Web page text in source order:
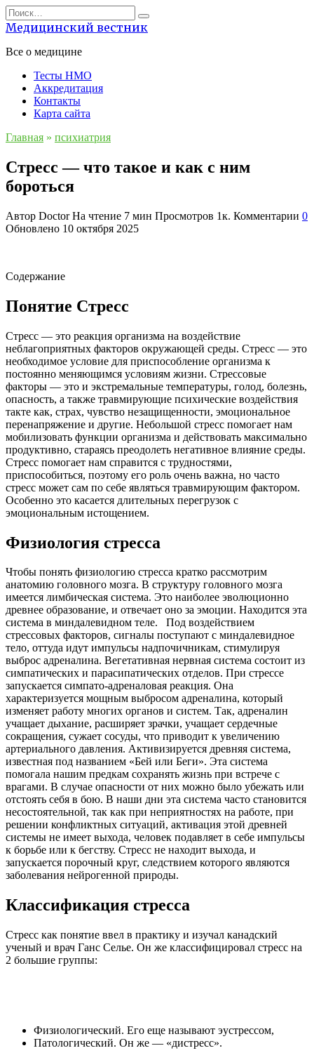
Перейти
к
содержанию
Search
for:
Медицинский вестник
Все о медицине
Тесты НМО
Аккредитация
Контакты
Карта сайта
Главная » психиатрия
Стресс — что такое и как с ним
бороться
Автор Doctor На чтение 7 мин Просмотров 1к. Комментарии 0
Обновлено 10 октября 2025
Содержание
Понятие Стресс
Стресс — это реакция организма на воздействие
неблагоприятных факторов окружающей среды. Стресс — это
необходимое условие для приспособление организма к
постоянно меняющимся условиям жизни. Стрессовые
факторы — это и экстремальные температуры, голод, болезнь,
опасность, а также травмирующие психические воздействия
такте как, страх, чувство незащищенности, эмоциональное
перенапряжение и другие. Небольшой стресс помогает нам
мобилизовать функции организма и действовать максимально
продуктивно, стараясь преодолеть негативное влияние среды.
Стресс помогает нам справится с трудностями,
приспособиться, поэтому его роль очень важна, но часто
стресс может сам по себе являться травмирующим фактором.
Особенно это касается длительных перегрузок с
эмоциональным истощением.
Физиология стресса
Чтобы понять физиологию стресса кратко рассмотрим
анатомию головного мозга. В структуру головного мозга
имеется лимбическая система. Это наиболее эволюционно
древнее образование, и отвечает оно за эмоции. Находится эта
система в миндалевидном теле. Под воздействием
стрессовых факторов, сигналы поступают с миндалевидное
тело, оттуда идут импульсы надпочичникам, стимулируя
выброс адреналина. Вегетативная нервная система состоит из
симпатических и парасипатических отделов. При стрессе
запускается симпато-адреналовая реакция. Она
характеризуется мощным выбросом адреналина, который
изменяет работу многих органов и систем. Так, адреналин
учащает дыхание, расширяет зрачки, учащает сердечные
сокращения, сужает сосуды, что приводит к увеличению
артериального давления. Активизируется древняя система,
известная под названием «Бей или Беги». Эта система
помогала нашим предкам сохранять жизнь при встрече с
врагами. В случае опасности от них можно было убежать или
отстоять себя в бою. В наши дни эта система часто становится
несостоятельной, так как при неприятностях на работе, при
решении конфликтных ситуаций, активация этой древней
системы не имеет выхода, человек подавляет в себе импульсы
к борьбе или к бегству. Стресс не находит выхода, и
запускается порочный круг, следствием которого являются
заболевания нейрогенной природы.
Классификация стресса
Стресс как понятие ввел в практику и изучал канадский
ученый и врач Ганс Селье. Он же классифицировал стресс на
2 большие группы:
Физиологический. Его еще называют эустрессом,
Патологический. Он же — «дистресс».